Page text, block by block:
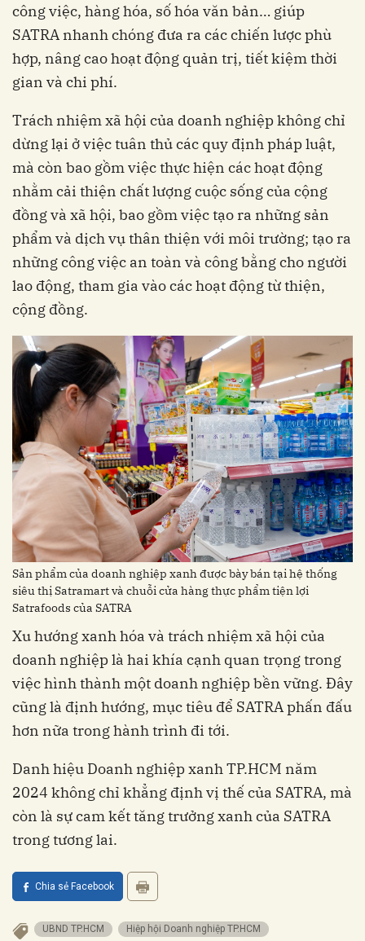
công việc, hàng hóa, số hóa văn bản… giúp
SATRA nhanh chóng đưa ra các chiến lược phù
hợp, nâng cao hoạt động quản trị, tiết kiệm thời
gian và chi phí.
Trách nhiệm xã hội của doanh nghiệp không chỉ
dừng lại ở việc tuân thủ các quy định pháp luật,
mà còn bao gồm việc thực hiện các hoạt động
nhằm cải thiện chất lượng cuộc sống của cộng
đồng và xã hội, bao gồm việc tạo ra những sản
phẩm và dịch vụ thân thiện với môi trường; tạo ra
những công việc an toàn và công bằng cho người
lao động, tham gia vào các hoạt động từ thiện,
cộng đồng.
Sản phẩm của doanh nghiệp xanh được bày bán tại hệ thống
siêu thị Satramart và chuỗi cửa hàng thực phẩm tiện lợi
Satrafoods của SATRA
Xu hướng xanh hóa và trách nhiệm xã hội của
doanh nghiệp là hai khía cạnh quan trọng trong
việc hình thành một doanh nghiệp bền vững. Đây
cũng là định hướng, mục tiêu để SATRA phấn đấu
hơn nữa trong hành trình đi tới.
Danh hiệu Doanh nghiệp xanh TP.HCM năm
2024 không chỉ khẳng định vị thế của SATRA, mà
còn là sự cam kết tăng trưởng xanh của SATRA
trong tương lai.
Chia sẻ Facebook
UBND TP.HCM
Hiệp hội Doanh nghiệp TP.HCM